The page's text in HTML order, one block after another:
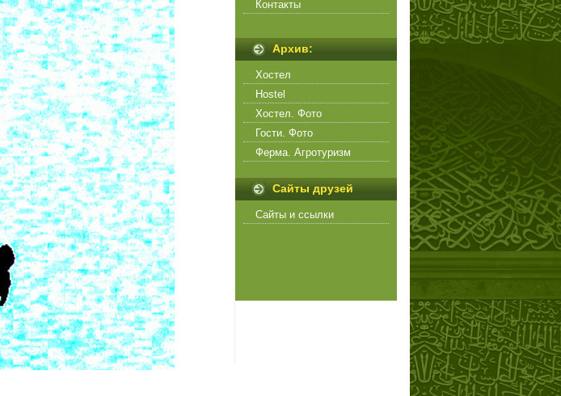
Контакты
Архив:
Хостел
Hostel
Хостел. Фото
Гости. Фото
Ферма. Агротуризм
Сайты друзей
Сайты и ссылки